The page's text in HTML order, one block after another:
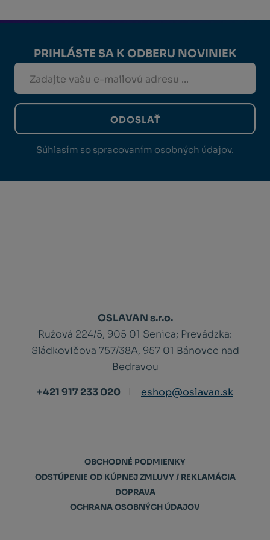
PRIHLÁSTE SA K ODBERU NOVINIEK
ODOSLAŤ
Súhlasím so spracovaním osobných údajov.
OSLAVAN s.r.o.
Ružová 224/5, 905 01 Senica; Prevádzka:
Sládkovičova 757/38A, 957 01 Bánovce nad
Bedravou
+421 917 233 020
eshop@oslavan.sk
OBCHODNÉ PODMIENKY
ODSTÚPENIE OD KÚPNEJ ZMLUVY / REKLAMÁCIA
DOPRAVA
OCHRANA OSOBNÝCH ÚDAJOV